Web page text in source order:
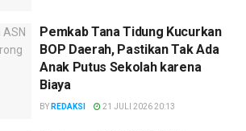
Pemkab Tana Tidung Kucurkan
BOP Daerah, Pastikan Tak Ada
Anak Putus Sekolah karena
Biaya
BY REDAKSI 21 JULI 2026 20:13